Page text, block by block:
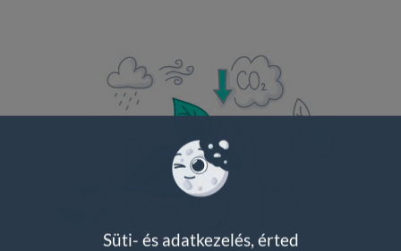
Süti- és adatkezelés, érted